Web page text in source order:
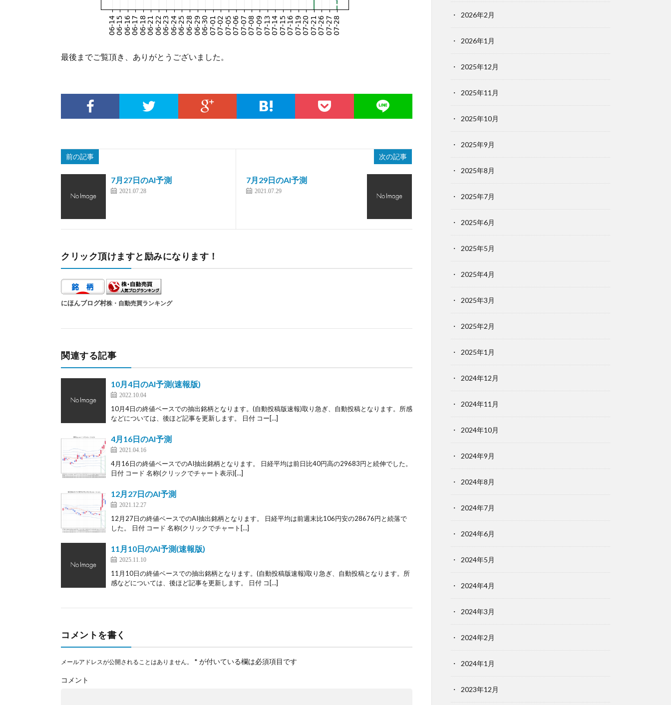
最後までご覧頂き、ありがとうございました。
前の記事
7月27日のAI予測
2021.07.28
次の記事
7月29日のAI予測
2021.07.29
クリック頂けますと励みになります！
にほんブログ村株・自動売買ランキング
関連する記事
10月4日のAI予測(速報版)
2022.10.04
10月4日の終値ベースでの抽出銘柄となります。(自動投稿版速報)取り急ぎ、自動投稿となります。所感
などについては、後ほど記事を更新します。 日付 コー[…]
4月16日のAI予測
2021.04.16
4月16日の終値ベースでのAI抽出銘柄となります。 日経平均は前日比40円高の29683円と続伸でした。
日付 コード 名称(クリックでチャート表示)[…]
12月27日のAI予測
2021.12.27
12月27日の終値ベースでのAI抽出銘柄となります。 日経平均は前週末比106円安の28676円と続落で
した。 日付 コード 名称(クリックでチャート[…]
11月10日のAI予測(速報版)
2025.11.10
11月10日の終値ベースでの抽出銘柄となります。(自動投稿版速報)取り急ぎ、自動投稿となります。所
感などについては、後ほど記事を更新します。 日付 コ[…]
コメントを書く
メールアドレスが公開されることはありません。 * が付いている欄は必須項目です
コメント
2026年2月
2026年1月
2025年12月
2025年11月
2025年10月
2025年9月
2025年8月
2025年7月
2025年6月
2025年5月
2025年4月
2025年3月
2025年2月
2025年1月
2024年12月
2024年11月
2024年10月
2024年9月
2024年8月
2024年7月
2024年6月
2024年5月
2024年4月
2024年3月
2024年2月
2024年1月
2023年12月